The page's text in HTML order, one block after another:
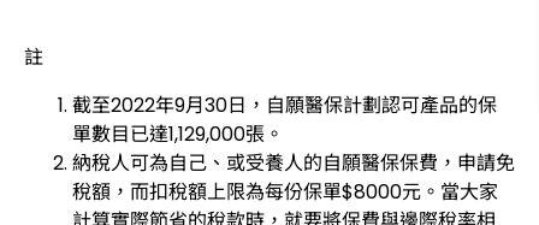
註
截至2022年9月30日，自願醫保計劃認可產品的保
單數目已達1,129,000張。
納稅人可為自己、或受養人的自願醫保保費，申請免
稅額，而扣稅額上限為每份保單$8000元。當大家